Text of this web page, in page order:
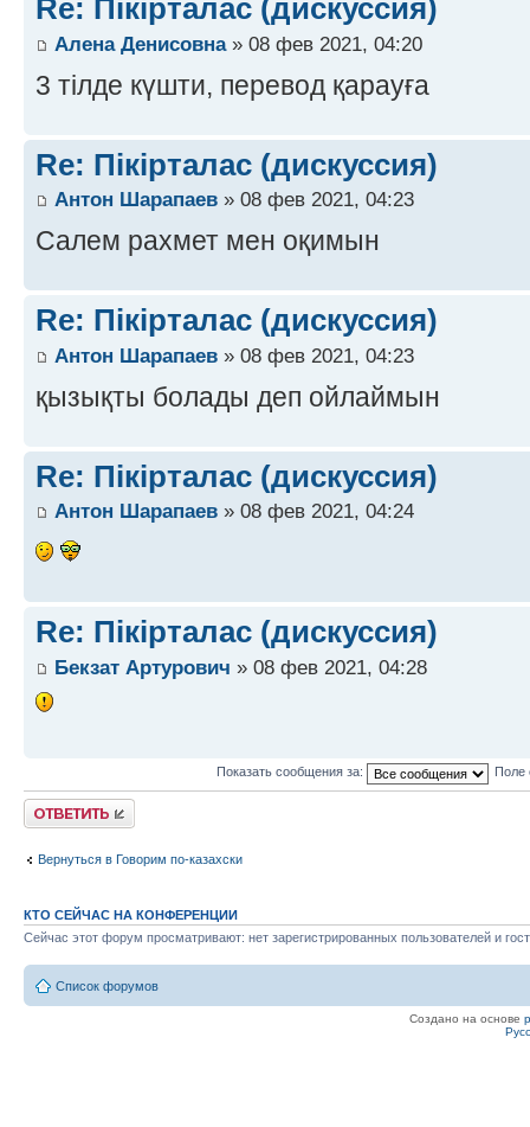
Re: Пікірталас (дискуссия)
Алена Денисовна» 08 фев 2021, 04:20
3 тілде күшти, перевод қарауға
Re: Пікірталас (дискуссия)
Антон Шарапаев » 08 фев 2021, 04:23
Салем рахмет мен оқимын
Re: Пікірталас (дискуссия)
Антон Шарапаев » 08 фев 2021, 04:23
қызықты болады деп ойлаймын
Re: Пікірталас (дискуссия)
Антон Шарапаев » 08 фев 2021, 04:24
Re: Пікірталас (дискуссия)
Бекзат Артурович » 08 фев 2021, 04:28
Показать сообщения за: Поле
Ответить
Вернуться в Говорим по-казахски
КТО СЕЙЧАС НА КОНФЕРЕНЦИИ
Сейчас этот форум просматривают: нет зарегистрированных пользователей и
Список форумов
Создано на основе